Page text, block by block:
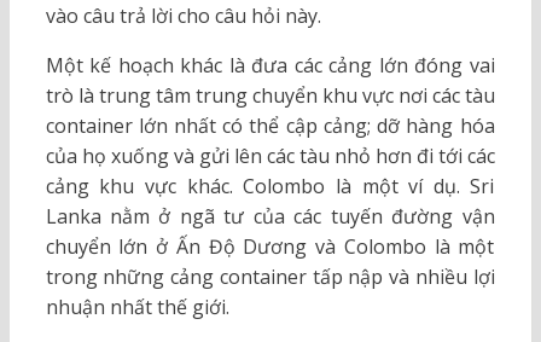
vào câu trả lời cho câu hỏi này.
Một kế hoạch khác là đưa các cảng lớn đóng vai
trò là trung tâm trung chuyển khu vực nơi các tàu
container lớn nhất có thể cập cảng; dỡ hàng hóa
của họ xuống và gửi lên các tàu nhỏ hơn đi tới các
cảng khu vực khác. Colombo là một ví dụ. Sri
Lanka nằm ở ngã tư của các tuyến đường vận
chuyển lớn ở Ấn Độ Dương và Colombo là một
trong những cảng container tấp nập và nhiều lợi
nhuận nhất thế giới.